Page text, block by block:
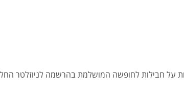
על חבילות לחופשה המושלמת בהרשמה לניוזלטר